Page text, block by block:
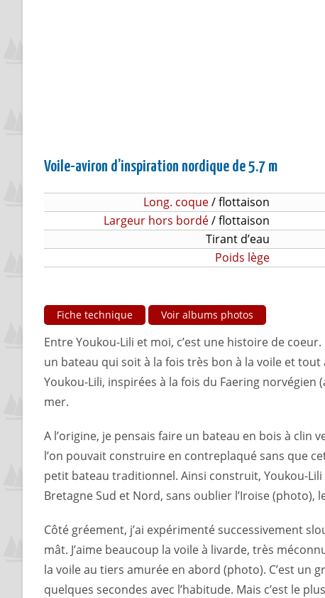
Voile-aviron d’inspiration nordique de 5.7 m
Long. coque/ flottaison
Largeur hors bordé/ flottaison
Tirant d’eau
Poids lège
Fiche technique Voir albums photos
Entre Youkou-Lili et moi, c’est une histoire de
un bateau qui soit à la fois très bon à la voile et tout
Youkou-Lili, inspirées à la fois du Faering
mer.
A l’origine, je pensais faire un bateau en bois à
l’on pouvait construire en contreplaqué sans que
petit bateau traditionnel. Ainsi construit, Youkou-Lili
Bretagne Sud et Nord, sans oublier l’Iroise (photo),
Côté gréement, j’ai expérimenté successivement
mât. J’aime beaucoup la voile à livarde, très
la voile au tiers amurée en abord (photo). C’est un
quelques secondes avec l’habitude. Mais c’est le